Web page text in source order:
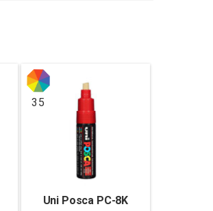
35
Uni Posca PC-8K